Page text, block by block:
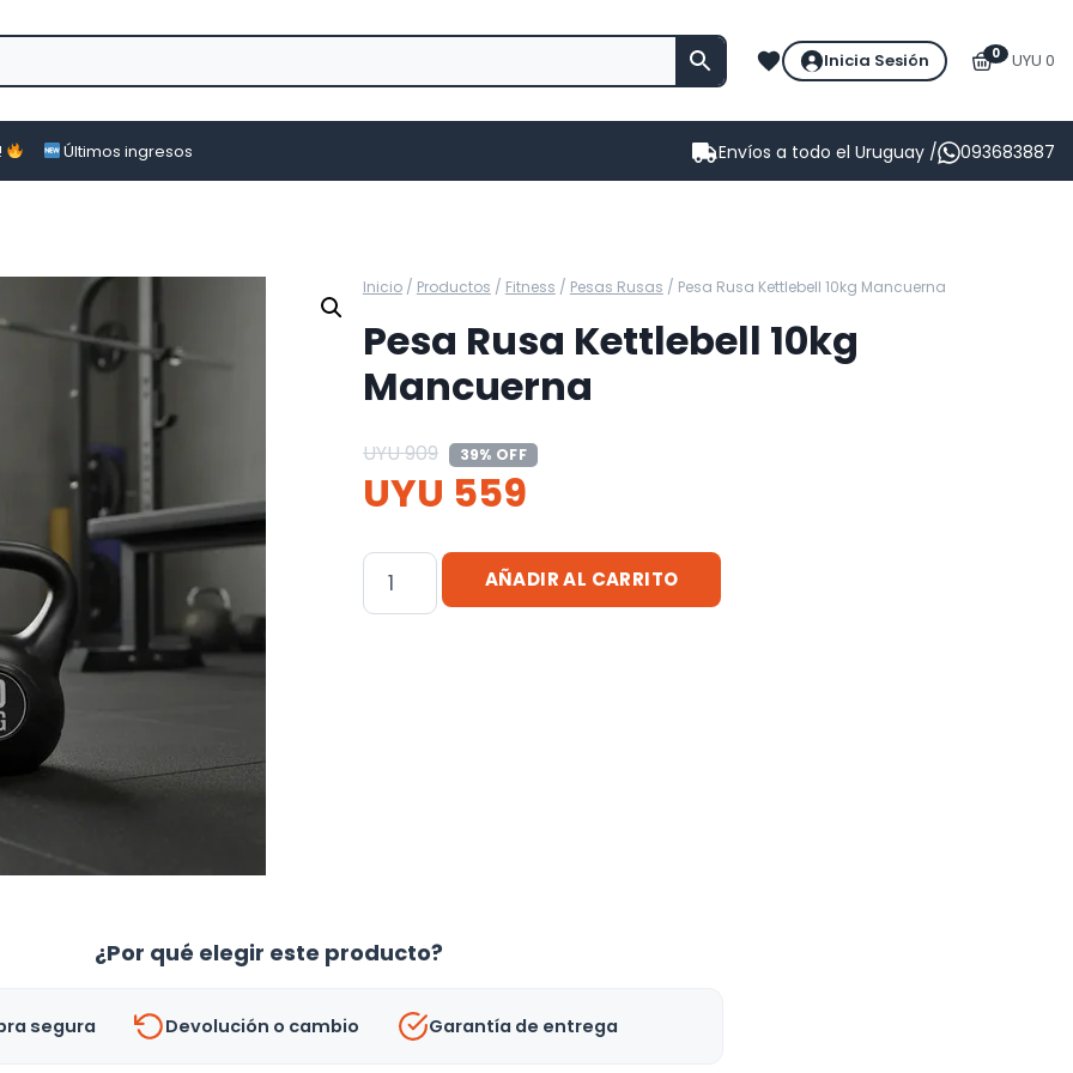
Inicia Sesión 0 UYU 0
Últimos ingresos Envíos a todo el Uruguay / 093683887
Inicio / Productos / Fitness / Pesas Rusas / Pesa Rusa Kettlebell 10kg Mancuerna
Pesa Rusa Kettlebell 10kg
Mancuerna
UYU909 39% OFF
UYU 559
Pesa
Rusa
AÑADIR AL CARRITO
¿Por qué elegir este producto?
segura Devolución o cambio Garantía de entrega